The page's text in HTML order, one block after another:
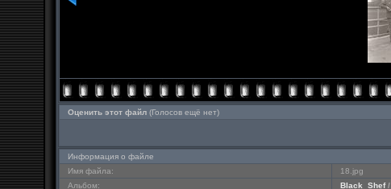
Оценить этот файл (Голосов ещё нет)
Информация о файле
Имя файла:
18.jpg
Альбом:
Black_Shef/